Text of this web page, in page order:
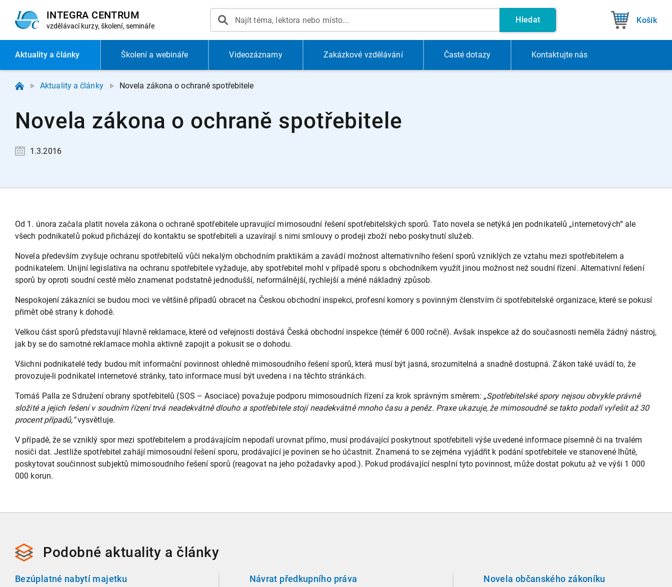
INTEGRA CENTRUM
vzdělávací kurzy, školení, semináře
Hledat Košík
Aktualitya články Školení a webináře Videozáznamy Zakázkové vzdělávání Časté dotazy Kontaktujte nás
Aktuality a články Novela zákona o ochraně spotřebitele
Novela zákona o ochraně spotřebitele
1.3.2016
Od 1. února začala platit novela zákona o ochraně spotřebitele upravující mimosoudní řešení spotřebitelských sporů. Tato novela se netýká jen podnikatelů „internetových“ ale
všech podnikatelů pokud přicházejí do kontaktu se spotřebiteli a uzavírají s nimi smlouvy o prodeji zboží nebo poskytnutí služeb.
Novela především zvyšuje ochranu spotřebitelů vůči nekalým obchodním praktikám a zavádí možnost alternativního řešení sporů vzniklých ze vztahu mezi spotřebitelem a
podnikatelem. Unijní legislativa na ochranu spotřebitele vyžaduje, aby spotřebitel mohl v případě sporu s obchodníkem využít jinou možnost než soudní řízení. Alternativní řešení
sporů by oproti soudní cestě mělo znamenat podstatně jednodušší, neformálnější, rychlejší a méně nákladný způsob.
Nespokojení zákazníci se budou moci ve většině případů obracet na Českou obchodní inspekci, profesní komory s povinným členstvím či spotřebitelské organizace, které se pokusí
přimět obě strany k dohodě.
Velkou část sporů představují hlavně reklamace, které od veřejnosti dostává Česká obchodní inspekce (téměř 6 000 ročně). Avšak inspekce až do současnosti neměla žádný nástroj,
jak by se do samotné reklamace mohla aktivně zapojit a pokusit se o dohodu.
Všichni podnikatelé tedy budou mít informační povinnost ohledně mimosoudního řešení sporů, která musí být jasná, srozumitelná a snadně dostupná. Zákon také uvádí to, že
provozuje-li podnikatel internetové stránky, tato informace musí být uvedena i na těchto stránkách.
Tomáš Palla ze Sdružení obrany spotřebitelů (SOS – Asociace) považuje podporu mimosoudních řízení za krok správným směrem: „Spotřebitelské spory nejsou obvykle právně
složité a jejich řešení v soudním řízení trvá neadekvátně dlouho a spotřebitele stojí neadekvátně mnoho času a peněz. Praxe ukazuje, že mimosoudně se takto podaří vyřešit až 30
procent případů,“vysvětluje.
V případě, že se vzniklý spor mezi spotřebitelem a prodávajícím nepodaří urovnat přímo, musí prodávající poskytnout spotřebiteli výše uvedené informace písemně či na trvalém
nosiči dat. Jestliže spotřebitel zahájí mimosoudní řešení sporu, prodávající je povinen se ho účastnit. Znamená to se zejména vyjádřit k podání spotřebitele ve stanovené lhůtě,
poskytovat součinnost subjektů mimosoudního řešení sporů (reagovat na jeho požadavky apod.). Pokud prodávající nesplní tyto povinnost, může dostat pokutu až ve výši 1 000
000 korun.
Podobné aktuality a články
Bezúplatné nabytí majetku Návrat předkupního práva Novela občanského zákoníku